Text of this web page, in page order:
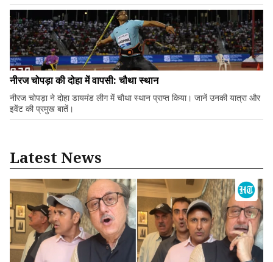
नीरज चोपड़ा की दोहा में वापसी: चौथा स्थान
नीरज चोपड़ा ने दोहा डायमंड लीग में चौथा स्थान प्राप्त किया। जानें उनकी यात्रा और
इवेंट की प्रमुख बातें।
Latest News